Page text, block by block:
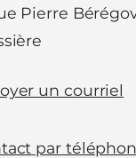
Pierre
un courriel
par